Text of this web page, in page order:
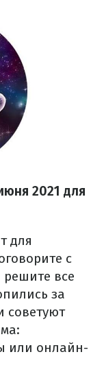
2021 для
для
с
решите все
за
советуют
или онлайн-